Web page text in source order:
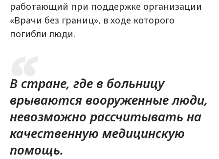
работающий при поддержке организации
«Врачи без границ», в ходе которого
погибли люди.
В стране, где в больницу
врываются вооруженные люди,
невозможно рассчитывать на
качественную медицинскую
помощь.